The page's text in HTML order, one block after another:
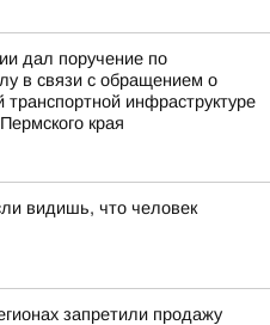
дал поручение по
в связи с обращением о
инфраструктуре
края
видишь, что человек
запретили продажу